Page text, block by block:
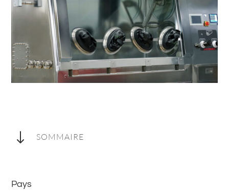
" SOMMAIRE
Pays